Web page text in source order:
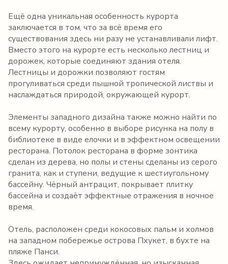
Ещё одна уникальная особенность курорта
заключается в том, что за всё время его
существования здесь ни разу не устанавливали лифт.
Вместо этого на курорте есть несколько лестниц и
дорожек, которые соединяют здания отеля.
Лестницы и дорожки позволяют гостям
прогуливаться среди пышной тропической листвы и
наслаждаться природой, окружающей курорт.
Элементы западного дизайна также можно найти по
всему курорту, особенно в выборе рисунка на полу в
библиотеке в виде елочки и в эффектном освещении
ресторана. Потолок ресторана в форме зонтика
сделан из дерева, но полы и стены сделаны из серого
гранита, как и ступени, ведущие к шестиугольному
бассейну. Чёрный антрацит, покрывает плитку
бассейна и создаёт эффектные отражения в ночное
время.
Отель, расположен среди кокосовых пальм и холмов
на западном побережье острова Пхукет, в бухте на
пляже Панси.